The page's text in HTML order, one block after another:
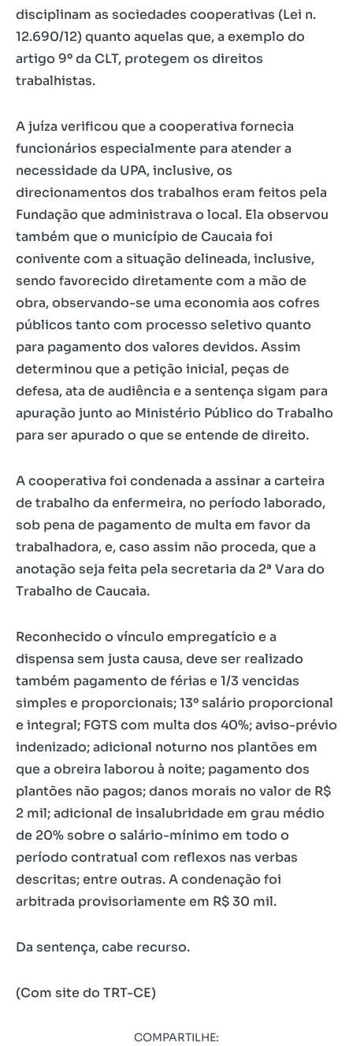
disciplinam as sociedades cooperativas (Lei n.
12.690/12) quanto aquelas que, a exemplo do
artigo 9º da CLT, protegem os direitos
trabalhistas.
A juíza verificou que a cooperativa fornecia
funcionários especialmente para atender a
necessidade da UPA, inclusive, os
direcionamentos dos trabalhos eram feitos pela
Fundação que administrava o local. Ela observou
também que o município de Caucaia foi
conivente com a situação delineada, inclusive,
sendo favorecido diretamente com a mão de
obra, observando-se uma economia aos cofres
públicos tanto com processo seletivo quanto
para pagamento dos valores devidos. Assim
determinou que a petição inicial, peças de
defesa, ata de audiência e a sentença sigam para
apuração junto ao Ministério Público do Trabalho
para ser apurado o que se entende de direito.
A cooperativa foi condenada a assinar a carteira
de trabalho da enfermeira, no período laborado,
sob pena de pagamento de multa em favor da
trabalhadora, e, caso assim não proceda, que a
anotação seja feita pela secretaria da 2ª Vara do
Trabalho de Caucaia.
Reconhecido o vínculo empregatício e a
dispensa sem justa causa, deve ser realizado
também pagamento de férias e 1/3 vencidas
simples e proporcionais; 13º salário proporcional
e integral; FGTS com multa dos 40%; aviso-prévio
indenizado; adicional noturno nos plantões em
que a obreira laborou à noite; pagamento dos
plantões não pagos; danos morais no valor de R$
2 mil; adicional de insalubridade em grau médio
de 20% sobre o salário-mínimo em todo o
período contratual com reflexos nas verbas
descritas; entre outras. A condenação foi
arbitrada provisoriamente em R$ 30 mil.
Da sentença, cabe recurso.
(Com site do TRT-CE)
COMPARTILHE: